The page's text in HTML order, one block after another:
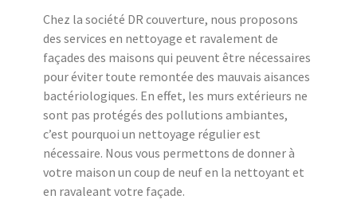
Chez la société DR couverture, nous proposons
des services en nettoyage et ravalement de
façades des maisons qui peuvent être nécessaires
pour éviter toute remontée des mauvais aisances
bactériologiques. En effet, les murs extérieurs ne
sont pas protégés des pollutions ambiantes,
c’est pourquoi un nettoyage régulier est
nécessaire. Nous vous permettons de donner à
votre maison un coup de neuf en la nettoyant et
en ravaleant votre façade.